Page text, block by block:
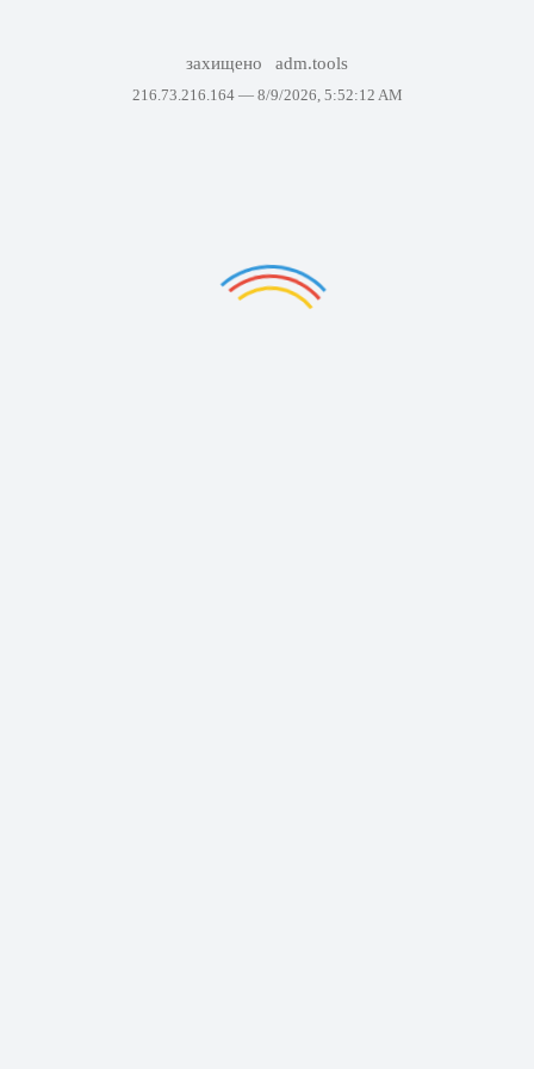
захищено adm.tools
216.73.216.164 — 8/9/2026, 5:52:12 AM